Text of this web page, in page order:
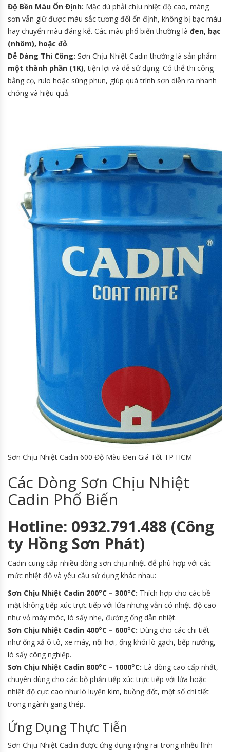
Độ Bền Màu Ổn Định: Mặc dù phải chịu nhiệt độ cao, màng
sơn vẫn giữ được màu sắc tương đối ổn định, không bị bạc màu
hay chuyển màu đáng kể. Các màu phổ biến thường là đen, bạc
(nhôm), hoặc đỏ.
Dễ Dàng Thi Công: Sơn Chịu Nhiệt Cadin thường là sản phẩm
một thành phần (1K), tiện lợi và dễ sử dụng. Có thể thi công
bằng cọ, rulo hoặc súng phun, giúp quá trình sơn diễn ra nhanh
chóng và hiệu quả.
Sơn Chịu Nhiệt Cadin 600 Độ Màu Đen Giá Tốt TP HCM
Các Dòng Sơn Chịu Nhiệt
Cadin Phổ Biến
Hotline: 0932.791.488 (Công
ty Hồng Sơn Phát)
Cadin cung cấp nhiều dòng sơn chịu nhiệt để phù hợp với các
mức nhiệt độ và yêu cầu sử dụng khác nhau:
Sơn Chịu Nhiệt Cadin 200°C – 300°C: Thích hợp cho các bề
mặt không tiếp xúc trực tiếp với lửa nhưng vẫn có nhiệt độ cao
như vỏ máy móc, lò sấy nhẹ, đường ống dẫn nhiệt.
Sơn Chịu Nhiệt Cadin 400°C – 600°C: Dùng cho các chi tiết
như ống xả ô tô, xe máy, nồi hơi, ống khói lò gạch, bếp nướng,
lò sấy công nghiệp.
Sơn Chịu Nhiệt Cadin 800°C – 1000°C: Là dòng cao cấp nhất,
chuyên dùng cho các bộ phận tiếp xúc trực tiếp với lửa hoặc
nhiệt độ cực cao như lò luyện kim, buồng đốt, một số chi tiết
trong ngành gang thép.
Ứng Dụng Thực Tiễn
Sơn Chịu Nhiệt Cadin được ứng dụng rộng rãi trong nhiều lĩnh